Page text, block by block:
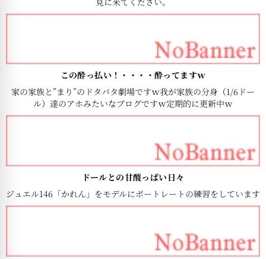
この酔っ払い！・・・・酔ってますｗ
家の家族と”まり”のドタバタ劇場ですｗ我が家族の分身（1/6ドー
ル）達のアホみたいなブログですｗ定期的に更新中ｗ
ドールとの甘酸っぱい日々
ジュエル146「かれん」をモデルにポートレートの練習をしています